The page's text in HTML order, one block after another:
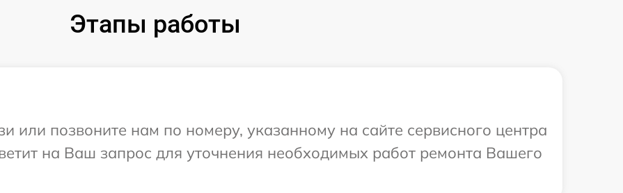
Этапы работы
или позвоните нам по номеру, указанному на сайте сервисного центра
на Ваш запрос для уточнения необходимых работ ремонта Вашего